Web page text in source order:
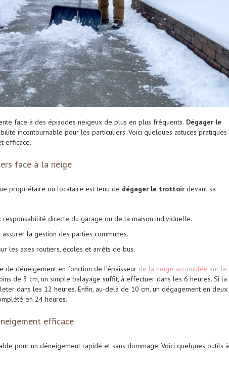
face à des épisodes neigeux de plus en plus fréquents. Dégager le
incontournable pour les particuliers. Voici quelques astuces pratiques
efficace.
face à la neige
propriétaire ou locataire est tenu de dégager le trottoir devant sa
: responsabilité directe du garage ou de la maison individuelle.
assurer la gestion des parties communes.
les axes routiers, écoles et arrêts de bus.
de déneigement en fonction de l’épaisseur de la neige accumulée sur le
de 3 cm, un simple balayage suffit, à effectuer dans les 6 heures. Si la
dans les 12 heures. Enfin, au-delà de 10 cm, un dégagement en deux
en 24 heures.
efficace
pour un déneigement rapide et sans dommage. Voici quelques outils à